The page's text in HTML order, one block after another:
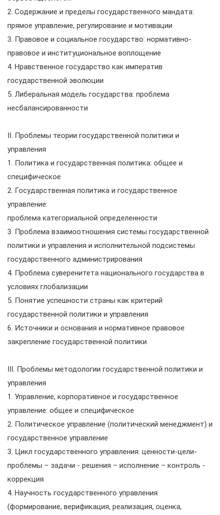
2. Содержание и пределы государственного мандата:
прямое управление, регулирование и мотивации
3. Правовое и социальное государство: нормативно-
правовое и институциональное воплощение
4. Нравственное государство как императив
государственной эволюции
5. Либеральная модель государства: проблема
несбалансированности
II. Проблемы теории государственной политики и
управления
1. Политика и государственная политика: общее и
специфическое
2. Государственная политика и государственное
управление:
проблема категориальной определенности
3. Проблема взаимоотношения системы государственной
политики и управления и исполнительной подсистемы
государственного администрирования
4. Проблема суверенитета национального государства в
условиях глобализации
5. Понятие успешности страны как критерий
государственной политики и управления
6. Источники и основания и нормативное правовое
закрепление государственной политики
III. Проблемы методологии государственной политики и
управления
1. Управление, корпоративное и государственное
управление: общее и специфическое
2. Политическое управление (политический менеджмент) и
государственное управление
3. Цикл государственного управления: ценности-цели-
проблемы – задачи - решения – исполнение – контроль -
коррекция
4. Научность государственного управления
(формирование, верификация, реализация, оценка,